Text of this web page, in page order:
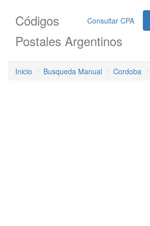
Consultar CPA
Códigos
Postales Argentinos
Inicio Busqueda Manual Cordoba